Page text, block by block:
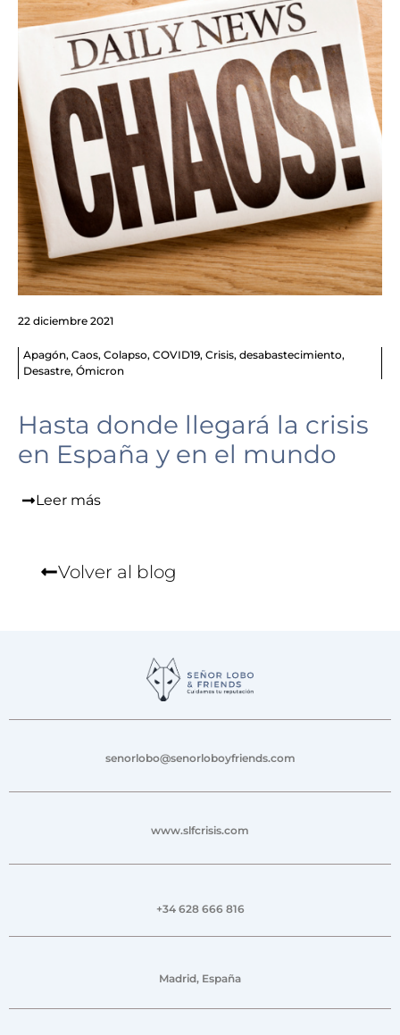
22 diciembre 2021
Apagón, Caos, Colapso, COVID19, Crisis, desabastecimiento,
Desastre, Ómicron
Hasta donde llegará la crisis
en España y en el mundo
Leer más
Volver al blog
senorlobo@senorloboyfriends.com
www.slfcrisis.com
+34 628 666 816
Madrid, España